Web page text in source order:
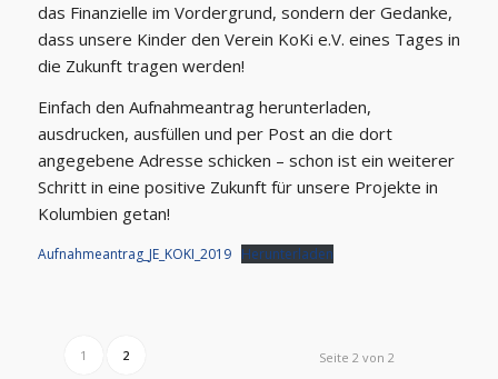
das Finanzielle im Vordergrund, sondern der Gedanke,
dass unsere Kinder den Verein KoKi e.V. eines Tages in
die Zukunft tragen werden!
Einfach den Aufnahmeantrag herunterladen,
ausdrucken, ausfüllen und per Post an die dort
angegebene Adresse schicken – schon ist ein weiterer
Schritt in eine positive Zukunft für unsere Projekte in
Kolumbien getan!
Aufnahmeantrag_JE_KOKI_2019 Herunterladen
Seite 2 von 2
1 2